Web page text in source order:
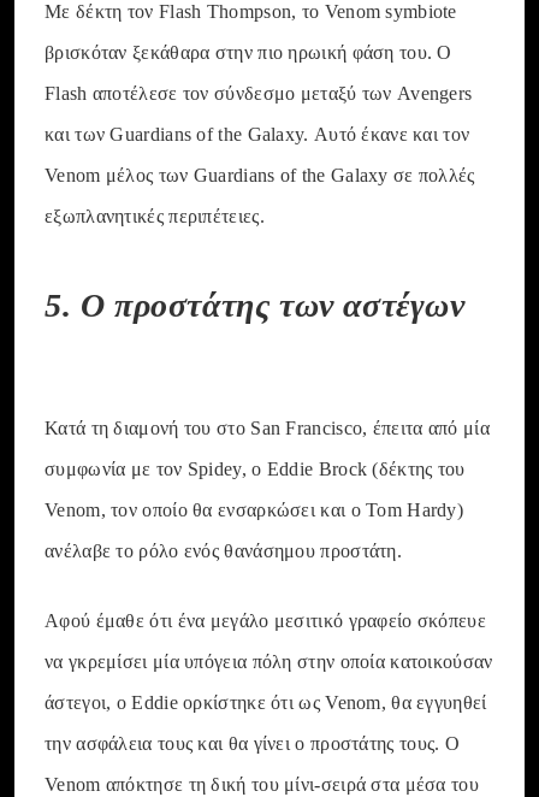
Με δέκτη τον Flash Thompson, το Venom symbiote
βρισκόταν ξεκάθαρα στην πιο ηρωική φάση του. Ο
Flash αποτέλεσε τον σύνδεσμο μεταξύ των Avengers
και των Guardians of the Galaxy. Αυτό έκανε και τον
Venom μέλος των Guardians of the Galaxy σε πολλές
εξωπλανητικές περιπέτειες.
5. Ο προστάτης των αστέγων
Κατά τη διαμονή του στο San Francisco, έπειτα από μία
συμφωνία με τον Spidey, ο Eddie Brock (δέκτης του
Venom, τον οποίο θα ενσαρκώσει και ο Tom Hardy)
ανέλαβε το ρόλο ενός θανάσημου προστάτη.
Αφού έμαθε ότι ένα μεγάλο μεσιτικό γραφείο σκόπευε
να γκρεμίσει μία υπόγεια πόλη στην οποία κατοικούσαν
άστεγοι, ο Eddie ορκίστηκε ότι ως Venom, θα εγγυηθεί
την ασφάλεια τους και θα γίνει ο προστάτης τους. Ο
Venom απόκτησε τη δική του μίνι-σειρά στα μέσα του